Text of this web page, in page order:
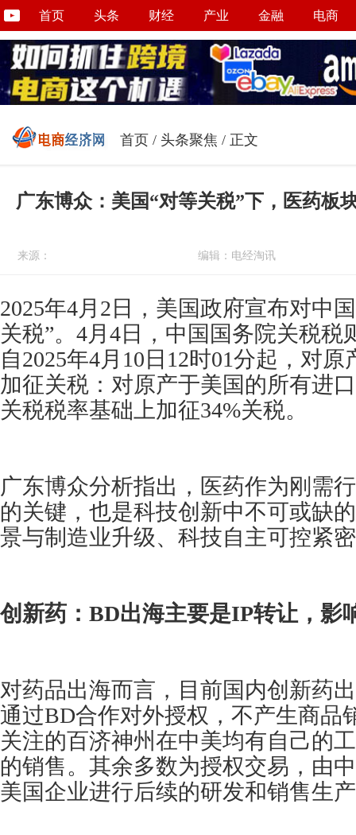
首页 头条 财经 产业 金融 电商
首页 / 头条聚焦 / 正文
广东博众：美国“对等关税”下，医药板
来源： 编辑：电经淘讯
2025年4月2日，美国政府宣布对中
关税”。4月4日，中国国务院关税税
自2025年4月10日12时01分起，对
加征关税：对原产于美国的所有进
关税税率基础上加征34%关税。
广东博众分析指出，医药作为刚需
的关键，也是科技创新中不可或缺
景与制造业升级、科技自主可控紧
创新药：BD出海主要是IP转让，影
对药品出海而言，目前国内创新药
通过BD合作对外授权，不产生商品
关注的百济神州在中美均有自己的
的销售。其余多数为授权交易，由
美国企业进行后续的研发和销售生